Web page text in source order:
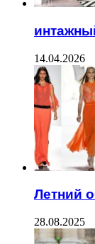
14.04.2026
Летний
28.08.2025